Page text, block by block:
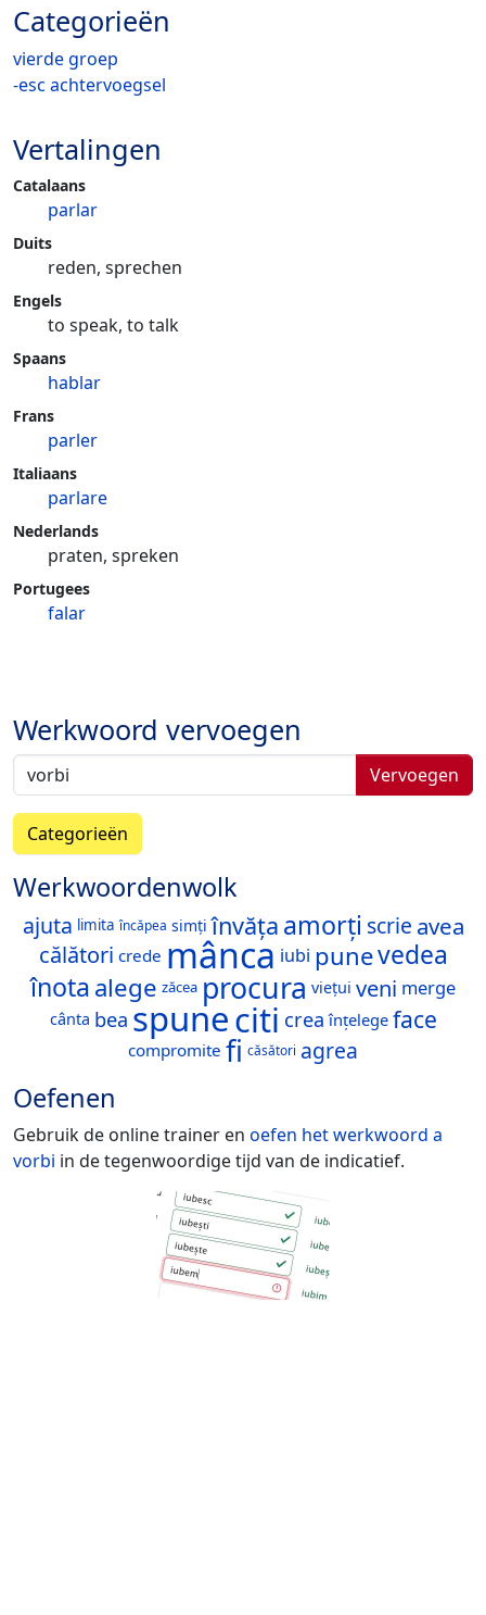
Categorieën
vierde groep
-esc achtervoegsel
Vertalingen
Catalaans
parlar
Duits
reden, sprechen
Engels
to speak, to talk
Spaans
hablar
Frans
parler
Italiaans
parlare
Nederlands
praten, spreken
Portugees
falar
Werkwoord vervoegen
Vervoegen
Categorieën
Werkwoordenwolk
ajuta limita încăpea simți învăța amorți scrie avea
călători crede mânca iubi punevedea
înotaalege zăcea procura viețui veni merge
cânta bea spuneciti crea înțelege face
compromite fi căsători agrea
Oefenen
Gebruik de online trainer en oefen het werkwoord a
vorbi in de tegenwoordige tijd van de indicatief.